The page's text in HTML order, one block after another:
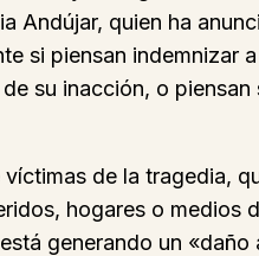
Andújar, quien ha
si piensan indemnizar
su inacción, o
de la tragedia,
hogares o medios
generando un «daño